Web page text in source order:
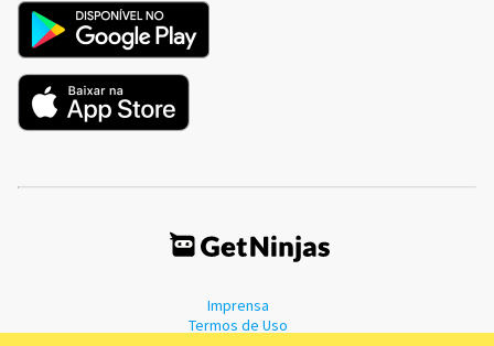
Imprensa
Termos de Uso